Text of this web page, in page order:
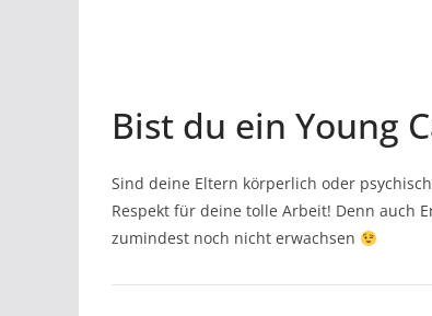
Bist du ein Young
Sind deine Eltern körperlich oder
Respekt für deine tolle Arbeit! Denn auch
zumindest noch nicht erwachsen